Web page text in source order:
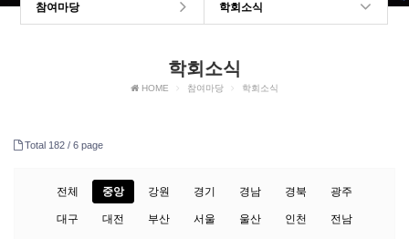
참여마당 학회소식
학회소식
HOME 참여마당 학회소식
Total 182 / 6 page
전체 중앙 강원 경기 경남 경북 광주
대구 대전 부산 서울 울산 인천 전남